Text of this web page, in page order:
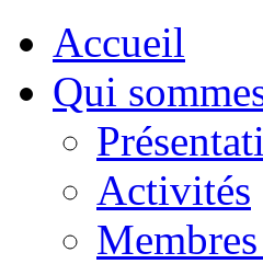
Accueil
Qui
Activités